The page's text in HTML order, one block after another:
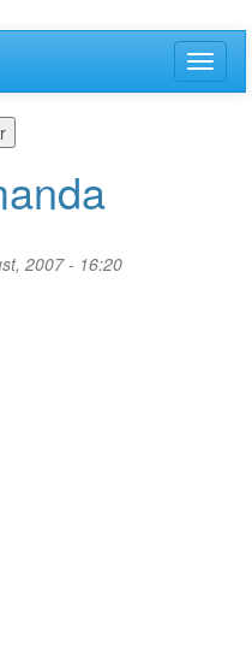
Toggle
2007 - 16:20